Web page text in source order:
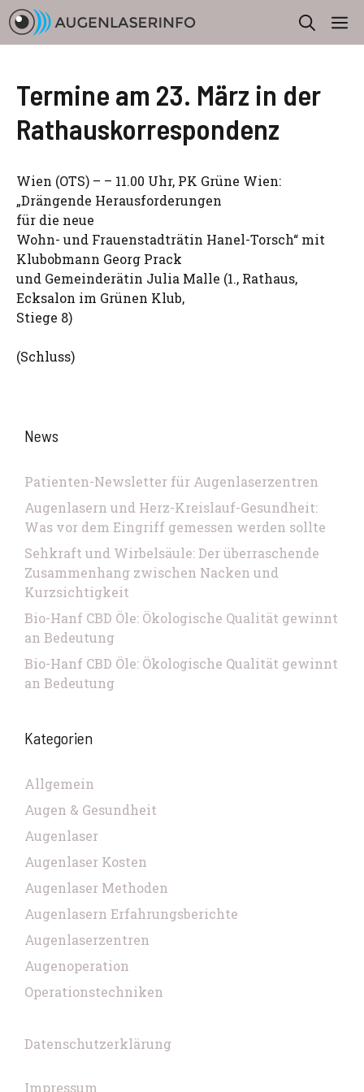
Zum
Inhalt
springen
Termine am 23. März in der
Rathauskorrespondenz
Wien (OTS) – – 11.00 Uhr, PK Grüne Wien:
„Drängende Herausforderungen
für die neue
Wohn- und Frauenstadträtin Hanel-Torsch“ mit
Klubobmann Georg Prack
und Gemeinderätin Julia Malle (1., Rathaus,
Ecksalon im Grünen Klub,
Stiege 8)
(Schluss)
News
Patienten-Newsletter für Augenlaserzentren
Augenlasern und Herz-Kreislauf-Gesundheit:
Was vor dem Eingriff gemessen werden sollte
Sehkraft und Wirbelsäule: Der überraschende
Zusammenhang zwischen Nacken und
Kurzsichtigkeit
Bio-Hanf CBD Öle: Ökologische Qualität gewinnt
an Bedeutung
Bio-Hanf CBD Öle: Ökologische Qualität gewinnt
an Bedeutung
Kategorien
Allgemein
Augen & Gesundheit
Augenlaser
Augenlaser Kosten
Augenlaser Methoden
Augenlasern Erfahrungsberichte
Augenlaserzentren
Augenoperation
Operationstechniken
Datenschutzerklärung
Impressum